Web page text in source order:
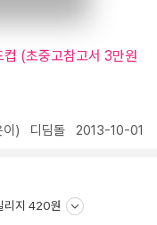
컵 (초중고참고서 3만원
이) 디딤돌 2013-10-01
리지 420원